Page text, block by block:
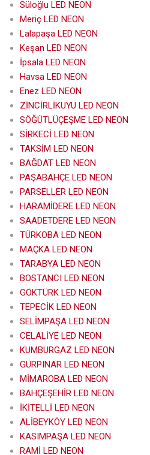
Süloğlu LED NEON
Meriç LED NEON
Lalapaşa LED NEON
Keşan LED NEON
İpsala LED NEON
Havsa LED NEON
Enez LED NEON
ZİNCİRLİKUYU LED NEON
SÖĞÜTLÜÇEŞME LED NEON
SİRKECİ LED NEON
TAKSİM LED NEON
BAĞDAT LED NEON
PAŞABAHÇE LED NEON
PARSELLER LED NEON
HARAMİDERE LED NEON
SAADETDERE LED NEON
TÜRKOBA LED NEON
MAÇKA LED NEON
TARABYA LED NEON
BOSTANCI LED NEON
GÖKTÜRK LED NEON
TEPECİK LED NEON
SELİMPAŞA LED NEON
CELALİYE LED NEON
KUMBURGAZ LED NEON
GÜRPINAR LED NEON
MİMAROBA LED NEON
BAHÇEŞEHİR LED NEON
İKİTELLİ LED NEON
ALİBEYKÖY LED NEON
KASIMPAŞA LED NEON
RAMİ LED NEON